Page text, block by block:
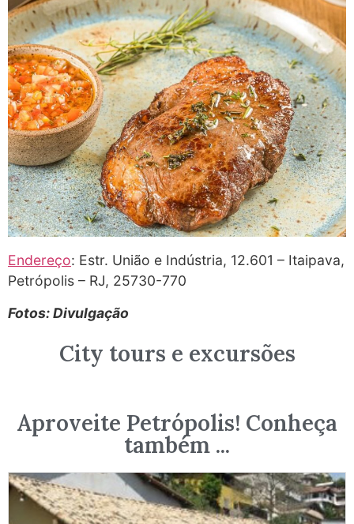
Endereço: Estr. União e Indústria, 12.601 – Itaipava,
Petrópolis – RJ, 25730-770
Fotos: Divulgação
City tours e excursões
Aproveite Petrópolis! Conheça
também ...